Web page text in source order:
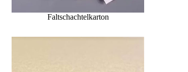
Faltschachtelkarton